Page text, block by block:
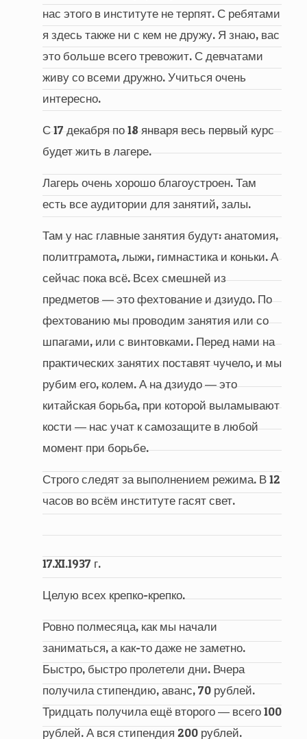
нас этого в институте не терпят. С ребятами
я здесь также ни с кем не дружу. Я знаю, вас
это больше всего тревожит. С девчатами
живу со всеми дружно. Учиться очень
интересно.
С 17 декабря по 18 января весь первый курс
будет жить в лагере.
Лагерь очень хорошо благоустроен. Там
есть все аудитории для занятий, залы.
Там у нас главные занятия будут: анатомия,
политграмота, лыжи, гимнастика и коньки. А
сейчас пока всё. Всех смешней из
предметов ― это фехтование и дзиудо. По
фехтованию мы проводим занятия или со
шпагами, или с винтовками. Перед нами на
практических занятих поставят чучело, и мы
рубим его, колем. А на дзиудо ― это
китайская борьба, при которой выламывают
кости ― нас учат к самозащите в любой
момент при борьбе.
Строго следят за выполнением режима. В 12
часов во всём институте гасят свет.
17.XI.1937 г.
Целую всех крепко-крепко.
Ровно полмесяца, как мы начали
заниматься, а как-то даже не заметно.
Быстро, быстро пролетели дни. Вчера
получила стипендию, аванс, 70 рублей.
Тридцать получила ещё второго ― всего 100
рублей. А вся стипендия 200 рублей.